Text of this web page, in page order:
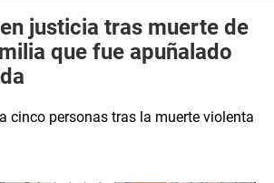
justicia tras muerte de
que fue apuñalado
cinco personas tras la muerte violenta